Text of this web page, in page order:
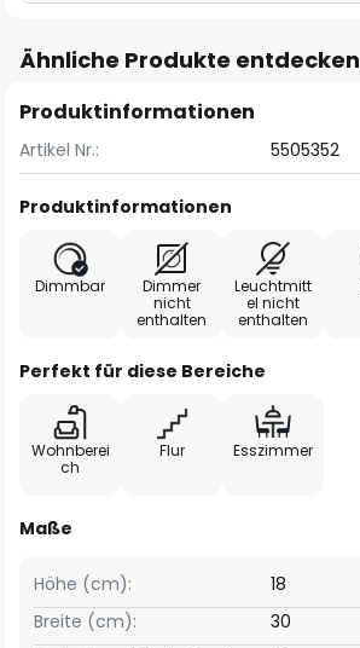
Ähnliche Produkte entdecken
Produktinformationen
Artikel Nr.: 5505352
Produktinformationen
Dimmbar
Dimmer
nicht
enthalten
Leuchtmitt
el nicht
enthalten
Perfekt für diese Bereiche
Wohnberei
ch
Flur Esszimmer
Maße
Breite (cm): 30
Höhe (cm): 18